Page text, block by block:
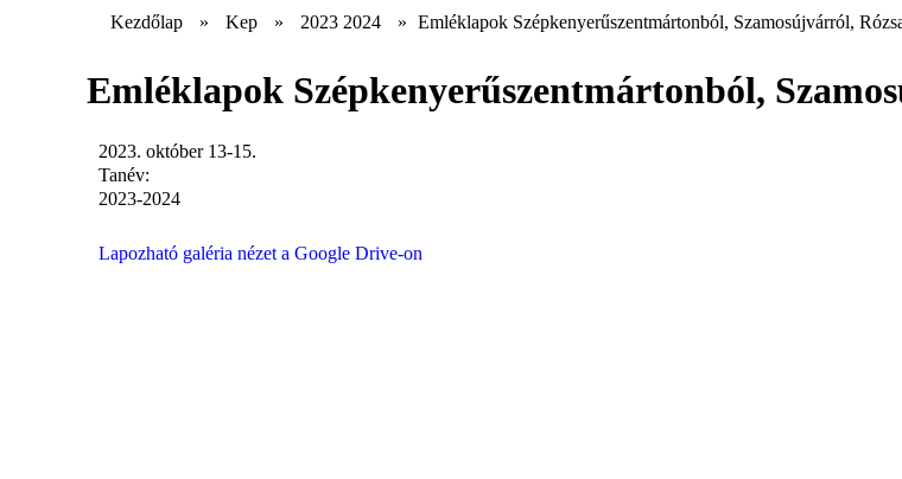
Kezdőlap » Kep » 2023 2024 » Emléklapok Szépkenyerűszentmártonból, Szamosújvárról,
Emléklapok Szépkenyerűszentmártonból,
2023. október 13-15.
Tanév:
2023-2024
Lapozható galéria nézet a Google Drive-on